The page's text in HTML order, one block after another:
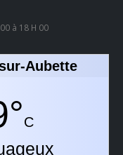
à 18 H 00
Aubette
C